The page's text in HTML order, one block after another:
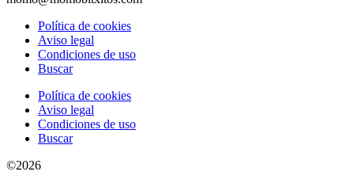
Política de cookies
Aviso legal
Condiciones de uso
Buscar
Política de cookies
Aviso legal
Condiciones de uso
Buscar
©2026